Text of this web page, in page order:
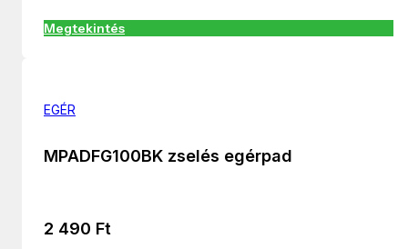
Megtekintés
EGÉR
MPADFG100BK zselés egérpad
2 490 Ft